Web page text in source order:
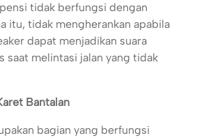
tidak berfungsi dengan
itu, tidak mengherankan apabila
dapat menjadikan suara
saat melintasi jalan yang tidak
Bantalan
bagian yang berfungsi